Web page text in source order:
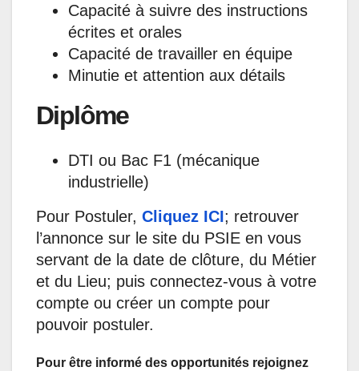
Capacité à suivre des instructions
écrites et orales
Capacité de travailler en équipe
Minutie et attention aux détails
Diplôme
DTI ou Bac F1 (mécanique
industrielle)
Pour Postuler, Cliquez ICI; retrouver
l’annonce sur le site du PSIE en vous
servant de la date de clôture, du Métier
et du Lieu; puis connectez-vous à votre
compte ou créer un compte pour
pouvoir postuler.
Pour être informé des opportunités rejoignez